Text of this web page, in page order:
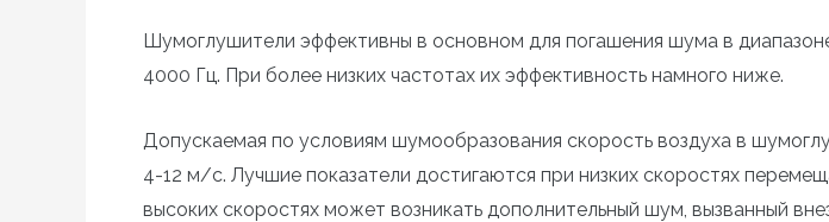
Шумоглушители эффективны в основном для погашения шума в
4000 Гц. При более низких частотах их эффективность намного ниже.
Допускаемая по условиям шумообразования скорость воздуха в
4-12 м/с. Лучшие показатели достигаются при низких скоростях
высоких скоростях может возникать дополнительный шум, вызванный